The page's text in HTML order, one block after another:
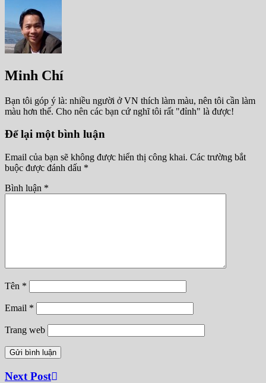
Minh Chí
Bạn tôi góp ý là: nhiều người ở VN thích làm màu, nên tôi cần làm
màu hơn thế. Cho nên các bạn cứ nghĩ tôi rất "đỉnh" là được!
Để lại một bình luận
Email của bạn sẽ không được hiển thị công khai. Các trường bắt
buộc được đánh dấu *
Bình luận *
Tên *
Email *
Trang web
Next Post